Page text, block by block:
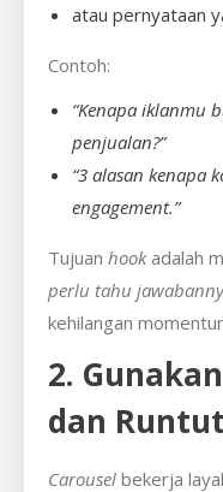
atau pernyataan
Contoh:
“Kenapa iklanmu
penjualan?”
“3 alasan kenapa
engagement.”
Tujuan hookadalah
perlu tahu
kehilangan
2.
dan Runtut
Carousel bekerja